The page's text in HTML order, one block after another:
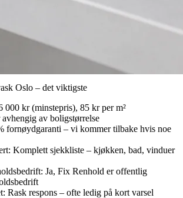
Oslo – det viktigste
000 kr (minstepris), 85 kr per m²
av boligstørrelse
fornøydgaranti – vi kommer tilbake hvis noe
Komplett sjekkliste – kjøkken, bad, vinduer
Ja, Fix Renhold er offentlig
Rask respons – ofte ledig på kort varsel